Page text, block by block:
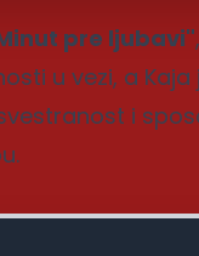
pre ljubavi"
u vezi, a
i